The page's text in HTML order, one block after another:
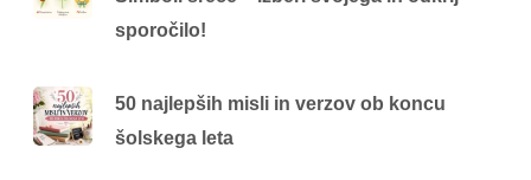
sporočilo!
50 najlepših misli in verzov ob koncu
šolskega leta